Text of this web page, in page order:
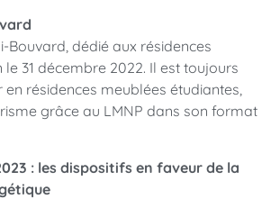
Bouvard, dédié aux résidences
le 31 décembre 2022. Il est toujours
en résidences meublées étudiantes,
grâce au LMNP dans son format
: les dispositifs en faveur de la